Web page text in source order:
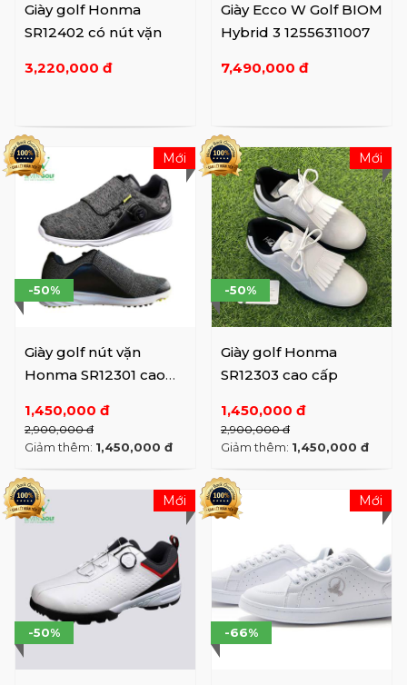
Giày golf Honma
SR12402 có nút vặn
3,220,000 đ
Giày Ecco W Golf BIOM
Hybrid 3 12556311007
7,490,000 đ
Giày golf nút vặn
Honma SR12301 cao
1,450,000 đ
2,900,000 đ
-50%
Giảm thêm: 1,450,000 đ
Mới
Giày golf Honma
SR12303 cao cấp
1,450,000 đ
2,900,000 đ
-50%
Giảm thêm: 1,450,000 đ
Mới
-50%
Mới
-66%
Mới